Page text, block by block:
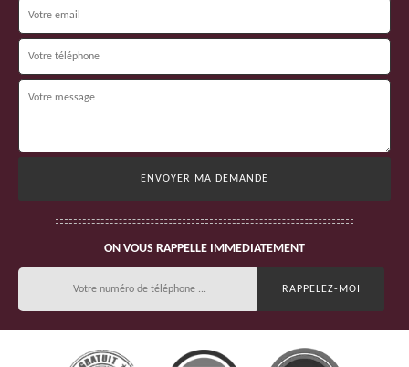
ON VOUS RAPPELLE IMMEDIATEMENT